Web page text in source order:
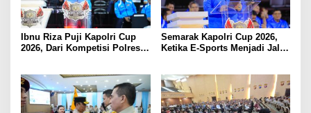
Ibnu Riza Puji Kapolri Cup
2026, Dari Kompetisi Polres
Semarak Kapolri Cup 2026,
Ketika E-Sports Menjadi Jalan